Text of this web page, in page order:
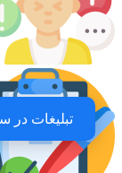
تبلیغات در